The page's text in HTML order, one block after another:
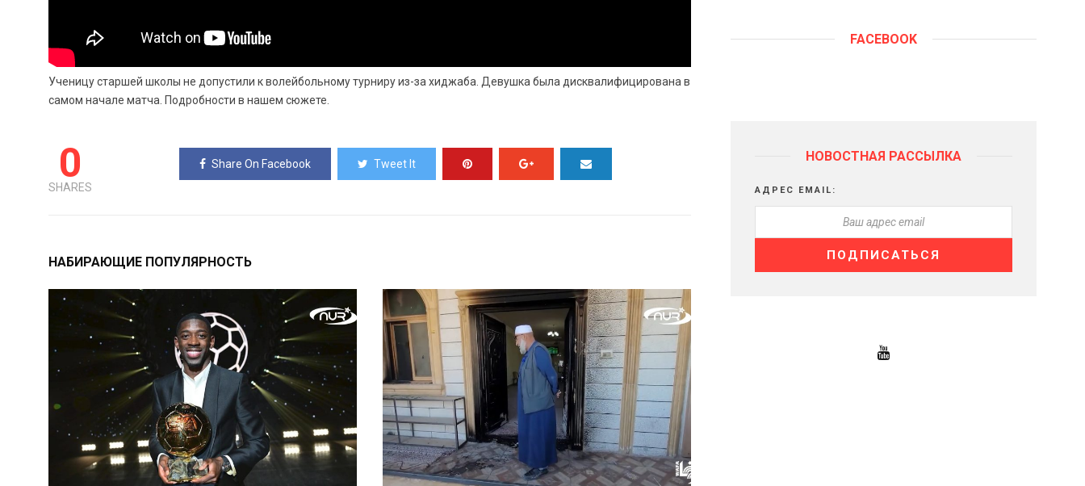
Ученицу старшей школы не допустили к волейбольному турниру из-за хиджаба. Девушка была дисквалифицирована в
самом начале матча. Подробности в нашем сюжете.
0
SHARES
Share On Facebook Tweet It
НАБИРАЮЩИЕ ПОПУЛЯРНОСТЬ
FACEBOOK
НОВОСТНАЯ РАССЫЛКА
АДРЕС EMAIL: